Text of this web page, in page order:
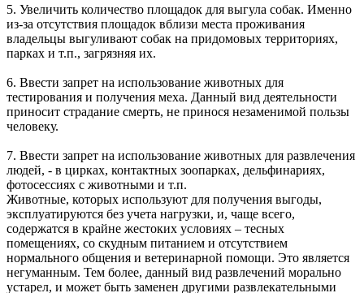
5. Увеличить количество площадок для выгула собак. Именно
из-за отсутствия площадок вблизи места проживания
владельцы выгуливают собак на придомовых территориях,
парках и т.п., загрязняя их.
6. Ввести запрет на использование животных для
тестирования и получения меха. Данный вид деятельности
приносит страдание смерть, не принося незаменимой пользы
человеку.
7. Ввести запрет на использование животных для развлечения
людей, - в цирках, контактных зоопарках, дельфинариях,
фотосессиях с животными и т.п.
Животные, которых используют для получения выгоды,
эксплуатируются без учета нагрузки, и, чаще всего,
содержатся в крайне жестоких условиях – тесных
помещениях, со скудным питанием и отсутствием
нормального общения и ветеринарной помощи. Это является
негуманным. Тем более, данный вид развлечений морально
устарел, и может быть заменен другими развлекательными